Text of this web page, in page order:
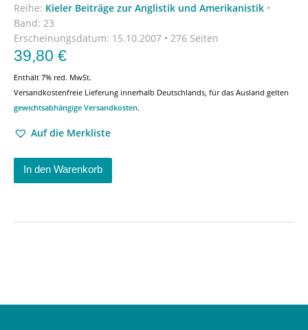
Reihe: Kieler Beiträge zur Anglistik und Amerikanistik •
Band: 23
Erscheinungsdatum: 15.10.2007 • 276 Seiten
39,80 €
Enthält 7% red. MwSt.
Versandkostenfreie Lieferung innerhalb Deutschlands, für das Ausland gelten
gewichtsabhängige Versandkosten.
Auf die Merkliste
In den Warenkorb